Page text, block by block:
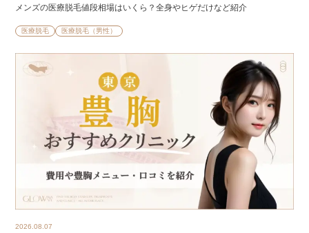
メンズの医療脱毛値段相場はいくら？全身やヒゲだけなど紹介
医療脱毛 医療脱毛（男性）
2026.08.07